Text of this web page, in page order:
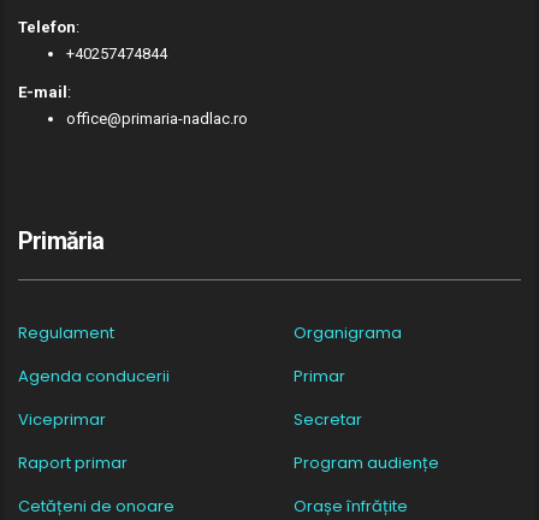
Telefon:
+40257474844
E-mail :
office@primaria-nadlac.ro
Primăria
Regulament
Organigrama
Agenda conducerii
Primar
Viceprimar
Secretar
Raport primar
Program audiențe
Cetățeni de onoare
Orașe înfrățite